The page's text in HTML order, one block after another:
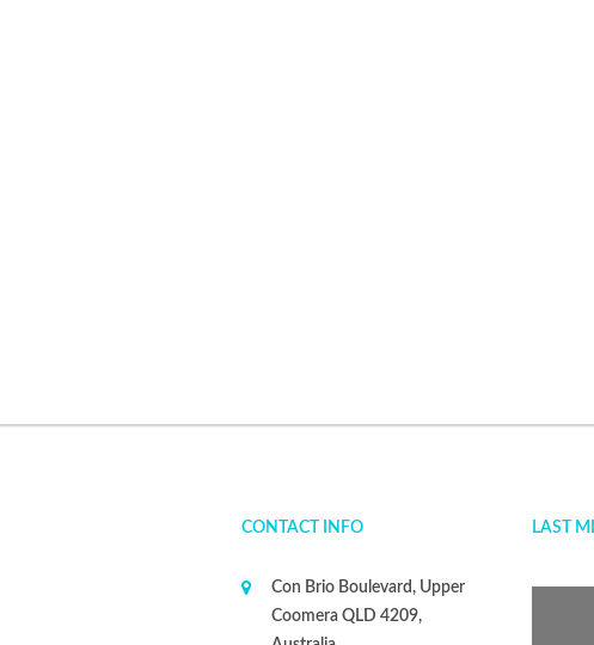
CONTACT INFO
Con Brio Boulevard, Upper
Coomera QLD 4209,
LAST